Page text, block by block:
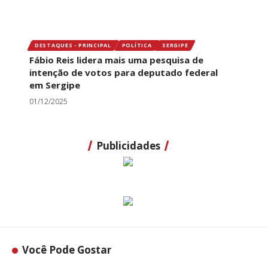
DESTAQUES - PRINCIPAL POLÍTICA SERGIPE
Fábio Reis lidera mais uma pesquisa de
intenção de votos para deputado federal
em Sergipe
01/12/2025
Publicidades
Você Pode Gostar